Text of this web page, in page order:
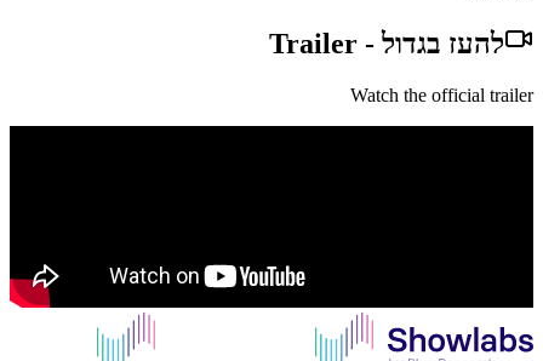
להעז בגדול-
Trailer
Watch the official trailer